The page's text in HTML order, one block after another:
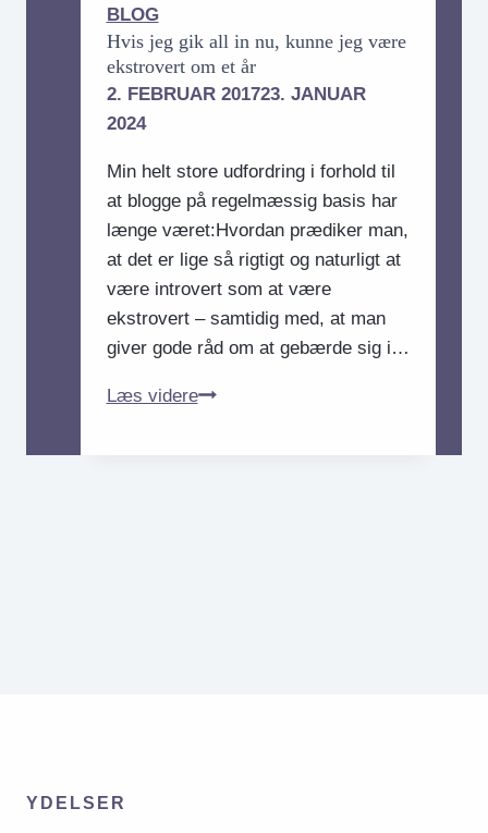
BLOG
Hvis jeg gik all in nu, kunne jeg være
ekstrovert om et år
2. FEBRUAR 201723. JANUAR
2024
Min helt store udfordring i forhold til
at blogge på regelmæssig basis har
længe været:Hvordan prædiker man,
at det er lige så rigtigt og naturligt at
være introvert som at være
ekstrovert – samtidig med, at man
giver gode råd om at gebærde sig i…
Læs videreHvis
YDELSER